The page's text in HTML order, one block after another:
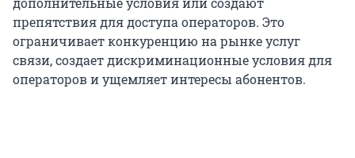
препятствия для доступа операторов. Это
ограничивает конкуренцию на рынке услуг
связи, создает дискриминационные условия для
операторов и ущемляет интересы абонентов.